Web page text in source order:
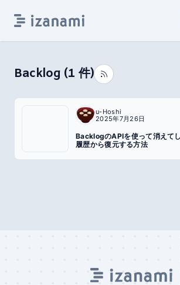
Backlog (1 件)
u-Hoshi
2025年7月26日
BacklogのAPIを使って消えて
履歴から復元する方法